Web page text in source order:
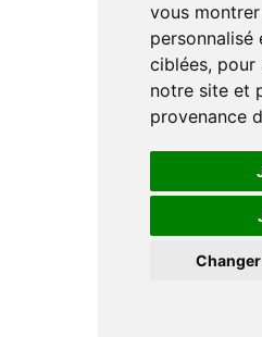
vous
ciblées,
notre site et
provenance